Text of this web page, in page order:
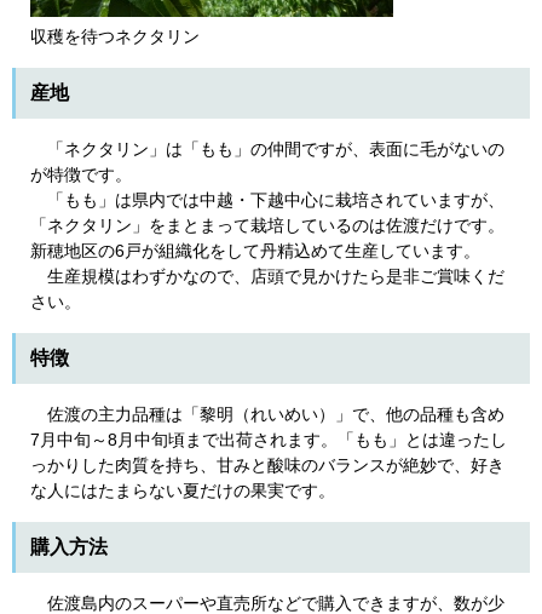
収穫を待つネクタリン
産地
「ネクタリン」は「もも」の仲間ですが、表面に毛がないの
が特徴です。
「もも」は県内では中越・下越中心に栽培されていますが、
「ネクタリン」をまとまって栽培しているのは佐渡だけです。
新穂地区の6戸が組織化をして丹精込めて生産しています。
生産規模はわずかなので、店頭で見かけたら是非ご賞味くだ
さい。
特徴
佐渡の主力品種は「黎明（れいめい）」で、他の品種も含め
7月中旬～8月中旬頃まで出荷されます。「もも」とは違ったし
っかりした肉質を持ち、甘みと酸味のバランスが絶妙で、好き
な人にはたまらない夏だけの果実です。
購入方法
佐渡島内のスーパーや直売所などで購入できますが、数が少